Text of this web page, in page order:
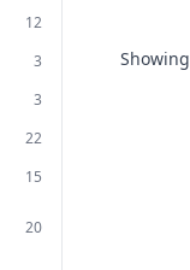
12
3
3
22
15
20
Showing